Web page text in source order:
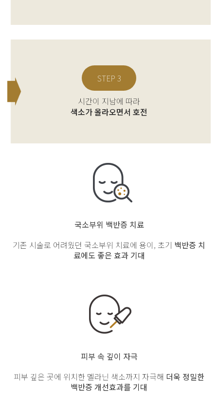
STEP 3
시간이 지남에 따라
색소가 올라오면서 호전
국소부위 백반증 치료
기존 시술로 어려웠던 국소부위 치료에 용이, 초기 백반증 치
료에도 좋은 효과 기대
피부 속 깊이 자극
피부 깊은 곳에 위치한 멜라닌 색소까지 자극해 더욱 정밀한
백반증 개선효과를 기대